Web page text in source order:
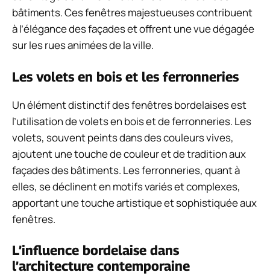
bâtiments. Ces fenêtres majestueuses contribuent
à l’élégance des façades et offrent une vue dégagée
sur les rues animées de la ville.
Les volets en bois et les ferronneries
Un élément distinctif des fenêtres bordelaises est
l’utilisation de volets en bois et de ferronneries. Les
volets, souvent peints dans des couleurs vives,
ajoutent une touche de couleur et de tradition aux
façades des bâtiments. Les ferronneries, quant à
elles, se déclinent en motifs variés et complexes,
apportant une touche artistique et sophistiquée aux
fenêtres.
L’influence bordelaise dans
l’architecture contemporaine